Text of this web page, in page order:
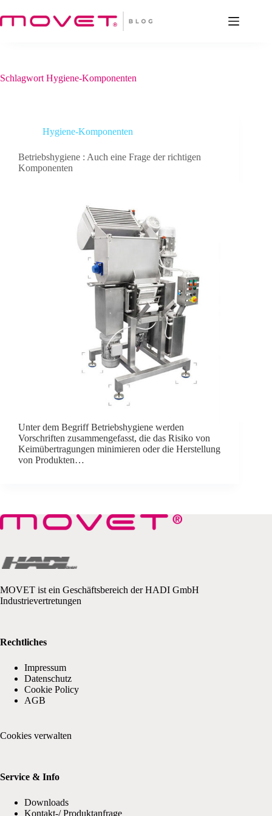
Inhalt
springen
Schlagwort Hygiene-Komponenten
Hygiene-Komponenten
Betriebshygiene : Auch eine Frage der richtigen
Komponenten
Unter dem Begriff Betriebshygiene werden
Vorschriften zusammengefasst, die das Risiko von
Keimübertragungen minimieren oder die Herstellung
von Produkten…
MOVET ist ein Geschäftsbereich der HADI GmbH
Industrievertretungen
Rechtliches
Impressum
Datenschutz
Cookie Policy
AGB
Cookies verwalten
Service & Info
Downloads
Kontakt-/ Produktanfrage